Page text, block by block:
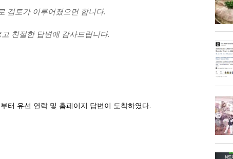
검토가 이루어졌으면 합니다.
친절한 답변에 감사드립니다.
터 유선 연락 및 홈페이지 답변이 도착하였다.